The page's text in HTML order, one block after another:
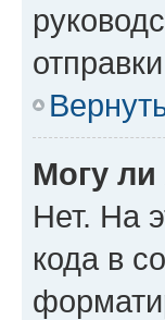
Могу ли
Нет. На
кода в